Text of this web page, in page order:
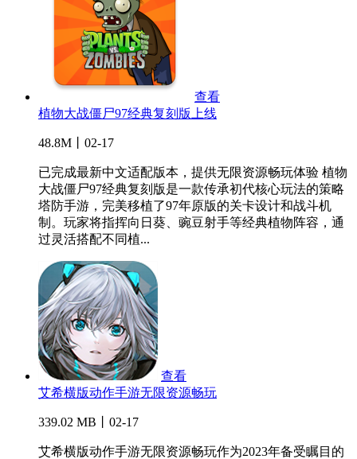
查看
植物大战僵尸97经典复刻版上线
48.8M丨02-17
已完成最新中文适配版本，提供无限资源畅玩体验 植物
大战僵尸97经典复刻版是一款传承初代核心玩法的策略
塔防手游，完美移植了97年原版的关卡设计和战斗机
制。玩家将指挥向日葵、豌豆射手等经典植物阵容，通
过灵活搭配不同植...
查看
艾希横版动作手游无限资源畅玩
339.02 MB丨02-17
艾希横版动作手游无限资源畅玩作为2023年备受瞩目的